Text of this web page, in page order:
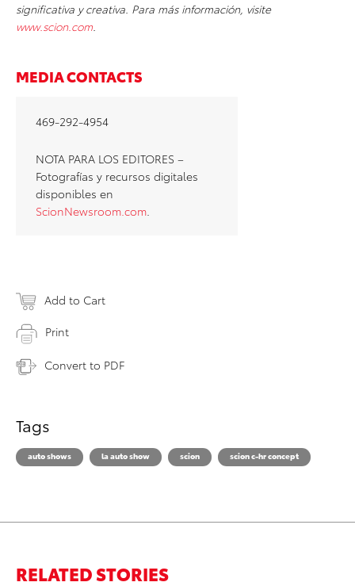
significativa y creativa. Para más información, visite
www.scion.com.
MEDIA CONTACTS
469-292-4954
NOTA PARA LOS EDITORES –
Fotografías y recursos digitales
disponibles en
ScionNewsroom.com.
Add to Cart
Print
Convert to PDF
Tags
auto shows la auto show scion scion c-hr concept
RELATED STORIES